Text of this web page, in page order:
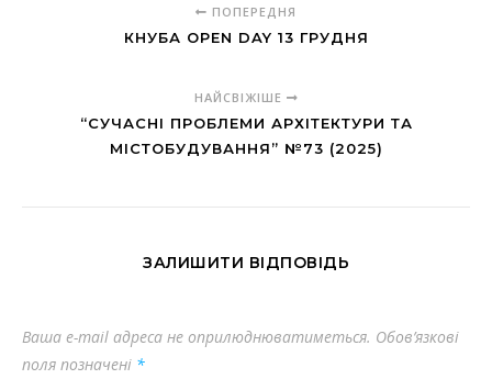
ПОПЕРЕДНЯ
КНУБА OPEN DAY 13 ГРУДНЯ
НАЙСВІЖІШЕ
“СУЧАСНІ ПРОБЛЕМИ АРХІТЕКТУРИ ТА
МІСТОБУДУВАННЯ” №73 (2025)
ЗАЛИШИТИ ВІДПОВІДЬ
Ваша e-mail адреса не оприлюднюватиметься. Обов’язкові
поля позначені *